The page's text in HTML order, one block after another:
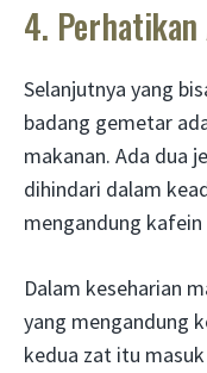
4. Perhatikan
Selanjutnya yang
badang gemetar
makanan. Ada dua
dihindari dalam
mengandung
Dalam keseharian
yang mengandung
kedua zat itu